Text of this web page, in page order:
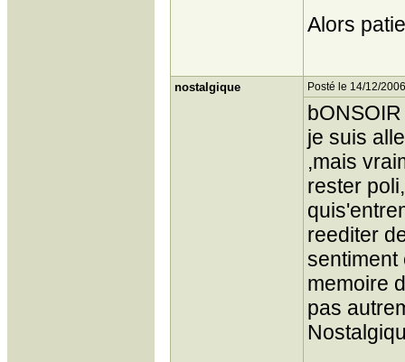
Alors
nostalgique Posté le 14/12/
je suis
,mais
rester
reediter
sentiment
memoire
pas